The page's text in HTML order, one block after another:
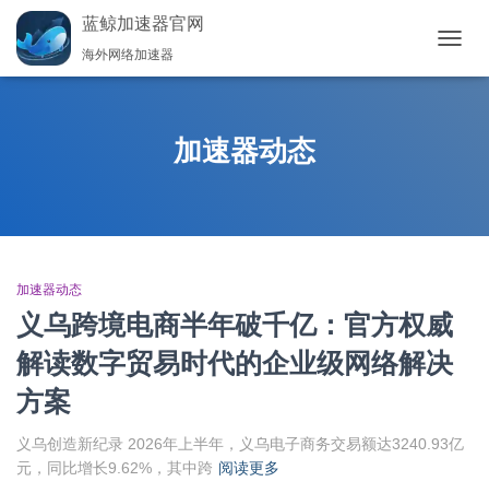
蓝鲸加速器官网
海外网络加速器
换
加速器动态
加速器动态
义乌跨境电商半年破千亿：官方权威
解读数字贸易时代的企业级网络解决
方案
义乌创造新纪录 2026年上半年，义乌电子商务交易额达3240.93亿
元，同比增长9.62%，其中跨 阅读更多